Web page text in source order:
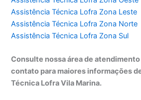
Assistência Técnica Lofra Zona Leste
Assistência Técnica Lofra Zona Norte
Assistência Técnica Lofra Zona Sul
Consulte nossa área de
contato para maiores informações
Técnica Lofra Vila Marina.